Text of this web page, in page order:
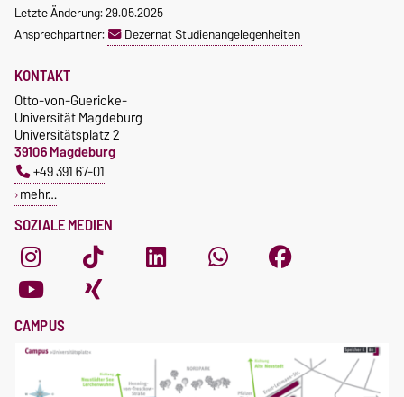
Letzte Änderung: 29.05.2025
Ansprechpartner:
Dezernat Studienangelegenheiten
SOZIALE MEDIEN
KONTAKT
Otto-von-Guericke-
Universität Magdeburg
Universitätsplatz 2
39106 Magdeburg
+49 391 67-01
mehr…
CAMPUS